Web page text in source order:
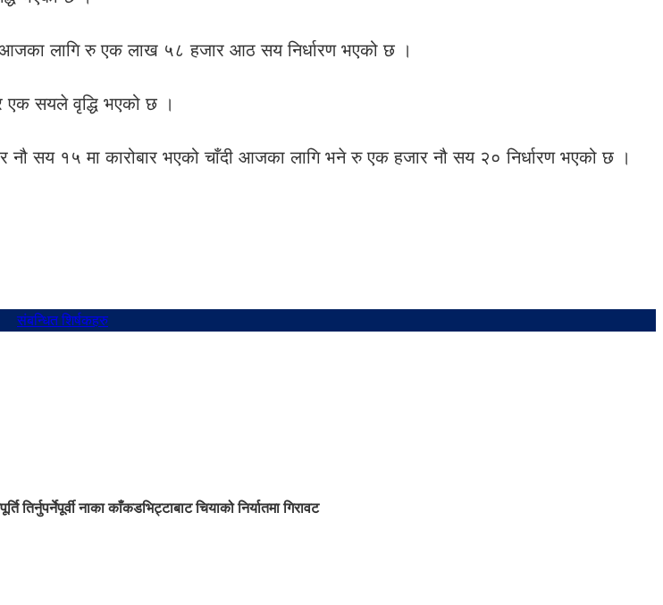
आजका लागि रु एक लाख ५८ हजार आठ सय निर्धारण भएको छ ।
एक सयले वृद्धि भएको छ ।
नौ सय १५ मा कारोबार भएको चाँदी आजका लागि भने रु एक हजार नौ सय २० निर्धारण भएको छ ।
संबन्धित शिर्षकहरु
तिर्नुपर्नेपूर्वी नाका काँकडभिट्टाबाट चियाको निर्यातमा गिरावट